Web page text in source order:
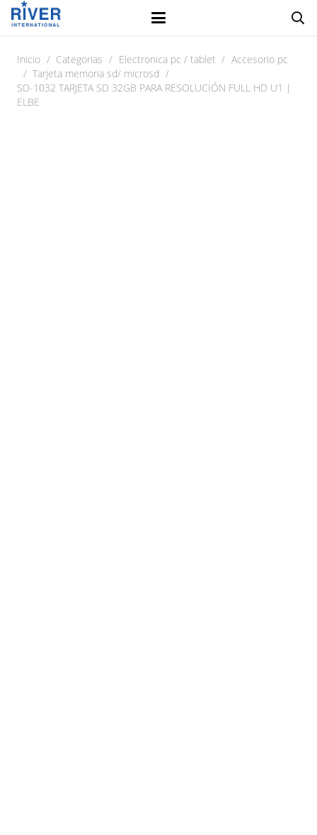
Inicio / Categorias / Electronica pc / tablet / Accesorio pc
/ Tarjeta memoria sd/ microsd /
SD-1032 TARJETA SD 32GB PARA RESOLUCIÓN FULL HD U1 |
ELBE